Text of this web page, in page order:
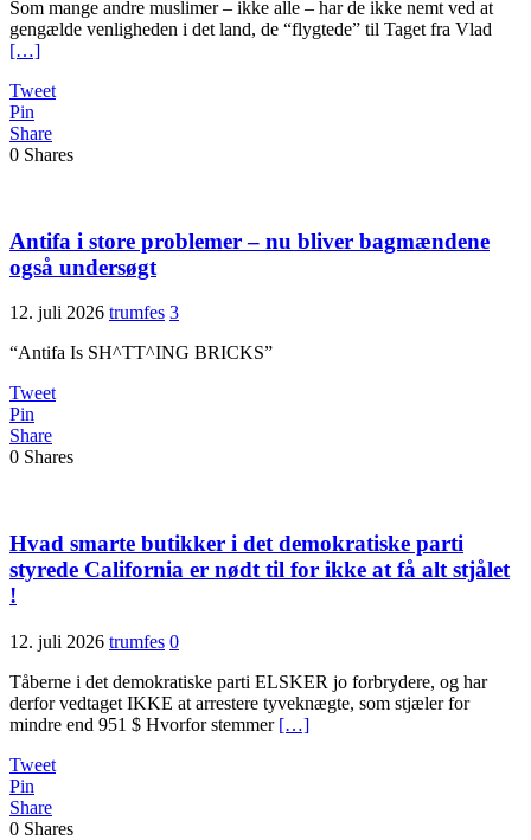
Som mange andre muslimer – ikke alle – har de ikke nemt ved at
gengælde venligheden i det land, de “flygtede” til Taget fra Vlad
[…]
Tweet
Pin
Share
0 Shares
Antifa i store problemer – nu bliver bagmændene
også undersøgt
12. juli 2026 trumfes 3
“Antifa Is SH^TT^ING BRICKS”
Tweet
Pin
Share
0 Shares
Hvad smarte butikker i det demokratiske parti
styrede California er nødt til for ikke at få alt stjålet
!
12. juli 2026 trumfes 0
Tåberne i det demokratiske parti ELSKER jo forbrydere, og har
derfor vedtaget IKKE at arrestere tyveknægte, som stjæler for
mindre end 951 $ Hvorfor stemmer […]
Tweet
Pin
Share
0 Shares